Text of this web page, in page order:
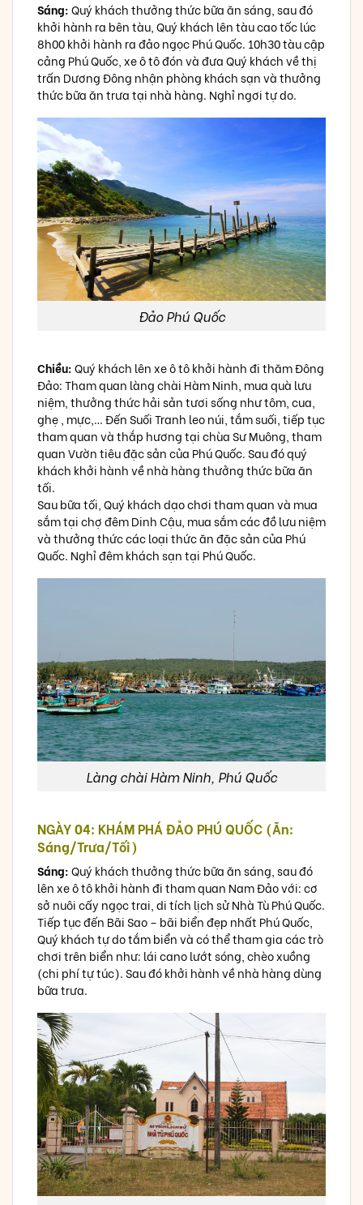
Sáng:Quý khách thưởng thức bữa ăn sáng, sau đó
khởi hành ra bên tàu, Quý khách lên tàu cao tốc lúc
8h00 khởi hành ra đảo ngọc Phú Quốc. 10h30 tàu cập
cảng Phú Quốc, xe ô tô đón và đưa Quý khách về thị
trấn Dương Đông nhận phòng khách sạn và thưởng
thức bữa ăn trưa tại nhà hàng. Nghỉ ngơi tự do.
Đảo Phú Quốc
Chiều:Quý khách lên xe ô tô khởi hành đi thăm Đông
Đảo: Tham quan làng chài Hàm Ninh, mua quà lưu
niệm, thưởng thức hải sản tươi sống như tôm, cua,
ghẹ , mực,… Đến Suối Tranh leo núi, tắm suối, tiếp tục
tham quan và thắp hương tại chùa Sư Muông, tham
quan Vườn tiêu đặc sản của Phú Quốc. Sau đó quý
khách khởi hành về nhà hàng thưởng thức bữa ăn
tối.
Sau bữa tối, Quý khách dạo chơi tham quan và mua
sắm tại chợ đêm Dinh Cậu, mua sắm các đồ lưu niệm
và thưởng thức các loại thức ăn đặc sản của Phú
Quốc. Nghỉ đêm khách sạn tại Phú Quốc.
Làng chài Hàm Ninh, Phú Quốc
NGÀY 04: KHÁM PHÁ ĐẢO PHÚ QUỐC (Ăn:
Sáng/Trưa/Tối)
Sáng:Quý khách thưởng thức bữa ăn sáng, sau đó
lên xe ô tô khởi hành đi tham quan Nam Đảo với: cơ
sở nuôi cấy ngọc trai, di tích lịch sử Nhà Tù Phú Quốc.
Tiếp tục đến Bãi Sao – bãi biển đẹp nhất Phú Quốc,
Quý khách tự do tắm biển và có thể tham gia các trò
chơi trên biển như: lái cano lướt sóng, chèo xuồng
(chi phí tự túc). Sau đó khởi hành về nhà hàng dùng
bữa trưa.